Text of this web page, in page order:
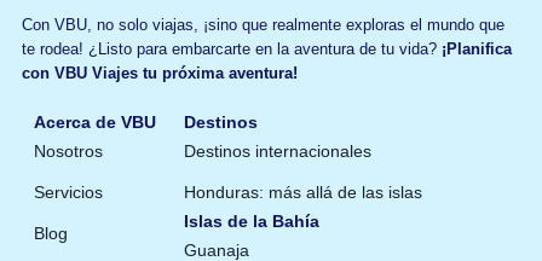
Con VBU, no solo viajas, ¡sino que realmente exploras el mundo que
te rodea! ¿Listo para embarcarte en la aventura de tu vida? ¡Planifica
con VBU Viajes tu próxima aventura!
Acerca de VBU
Nosotros
Servicios
Blog
Destinos
Destinos internacionales
Honduras: más allá de las islas
Islas de la Bahía
Guanaja